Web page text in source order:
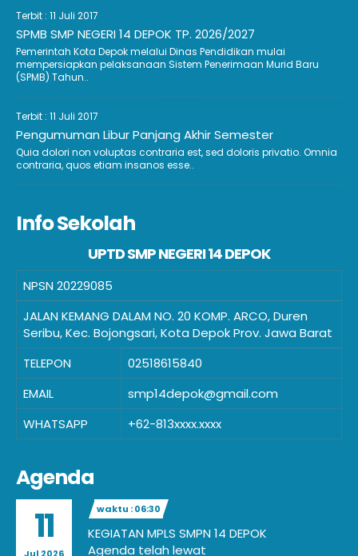
Terbit : 11 Juli 2017
SPMB SMP NEGERI 14 DEPOK TP. 2026/2027
Pemerintah Kota Depok melalui Dinas Pendidikan mulai
mempersiapkan pelaksanaan Sistem Penerimaan Murid Baru
(SPMB) Tahun..
Terbit : 11 Juli 2017
Pengumuman Libur Panjang Akhir Semester
Quia dolori non voluptas contraria est, sed doloris privatio. Omnia
contraria, quos etiam insanos esse..
Info Sekolah
UPTD SMP NEGERI 14 DEPOK
NPSN 20229085
JALAN KEMANG DALAM NO. 20 KOMP. ARCO, Duren
Seribu, Kec. Bojongsari, Kota Depok Prov. Jawa Barat
TELEPON
02518615840
EMAIL
smp14depok@gmail.com
WHATSAPP
+62-813xxxx.xxxx
Agenda
11 waktu : 06:30
KEGIATAN MPLS SMPN 14 DEPOK
Agenda telah lewat